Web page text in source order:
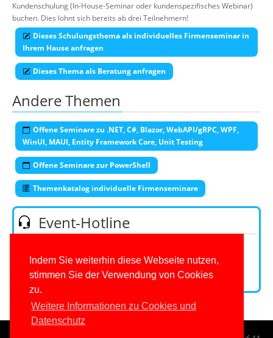
Indem Sie weiterhin diese Webseite nutzen,
stimmen Sie der Verwendung von Cookies
zu.
Weitere Informationen zu Cookies und
Datenschutz
Kundenschulung (In-House-Seminar oder kundenspezifisches Webinar)
buchen. Dies lohnt sich bereits ab drei Teilnehmern!
Dieses Schulungsthema als individuelles Firmenseminar in
Ihrem Hause anfragen
Dieses Thema als Beratung anfragen
Andere Themen
Offene Seminare zu .NET, C#, Blazor, WebAPI/gRPC, WPF,
WinUI, MAUI, Entity Framework Core, Unit Testing
Offene Seminare zur PowerShell
Themenkatalog individuelle Firmenseminare
Event-Hotline
E-Mail:
Kontaktformular